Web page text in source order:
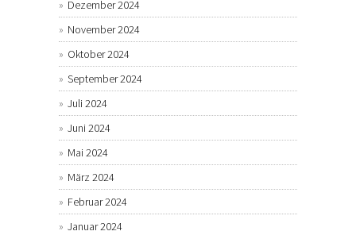
Dezember 2024
November 2024
Oktober 2024
September 2024
Juli 2024
Juni 2024
Mai 2024
März 2024
Februar 2024
Januar 2024